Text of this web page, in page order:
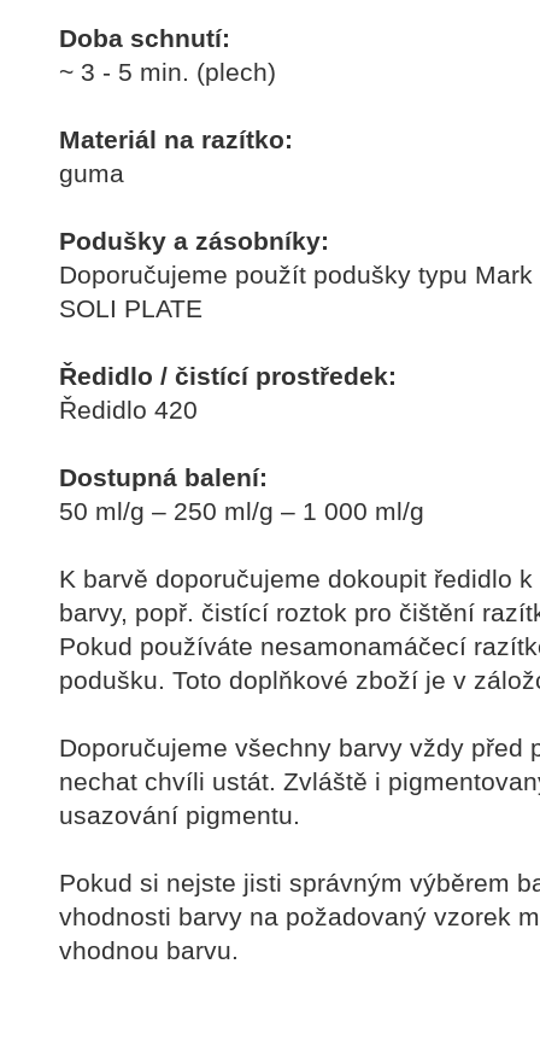
Doba schnutí:
~ 3 - 5 min. (plech)
Materiál na razítko:
guma
Podušky a zásobníky:
Doporučujeme použít podušky typu
SOLI PLATE
Ředidlo / čistící prostředek:
Ředidlo 420
Dostupná balení:
50 ml/g – 250 ml/g – 1 000 ml/g
K barvě doporučujeme dokoupit ředidlo
barvy, popř. čistící roztok pro čištění
Pokud používáte nesamonamáčecí
podušku. Toto doplňkové zboží je v
Doporučujeme všechny barvy vždy před
nechat chvíli ustát. Zvláště i
usazování pigmentu.
Pokud si nejste jisti správným výběrem
vhodnosti barvy na požadovaný vzorek
vhodnou barvu.